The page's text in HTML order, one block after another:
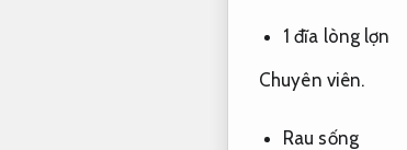
1 đĩa lòng lợn
Chuyên viên.
Rau sống